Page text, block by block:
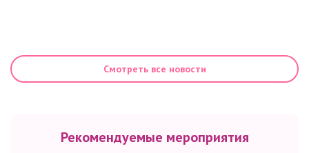
Смотреть все новости
Рекомендуемые мероприятия